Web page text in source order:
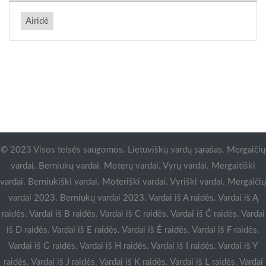
Airidė
© 2023 Visos teisės saugomos. Lietuviškų vardų sąrašas. Mergaičių
vardai. Berniukų vardai. Moterų vardai. Vyrų vardai. Mergaitiški
vardai. Berniukiški vardai. Moteriški vardai. Vyriški vardai. Mergaičių
vardai 2023. Berniukų vardai 2023. Vardai iš A raidės. Vardai iš Ą
raidės. Vardai iš B raidės. Vardai iš C raidės. Vardai iš Č raidės. Vardai
iš D raidės. Vardai iš E raidės. Vardai iš Ė raidės. Vardai iš F raidės.
Vardai iš G raidės. Vardai iš H raidės. Vardai iš I raidės. Vardai iš Y
raidės. Vardai iš J raidės. Vardai iš K raidės. Vardai iš L raidės. Vardai